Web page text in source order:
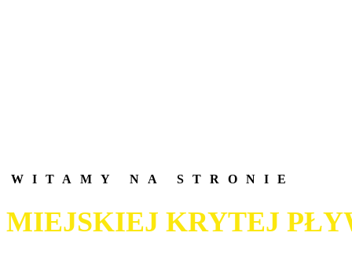
WITAMY NA STRONIE
MIEJSKIEJ KRYTEJ